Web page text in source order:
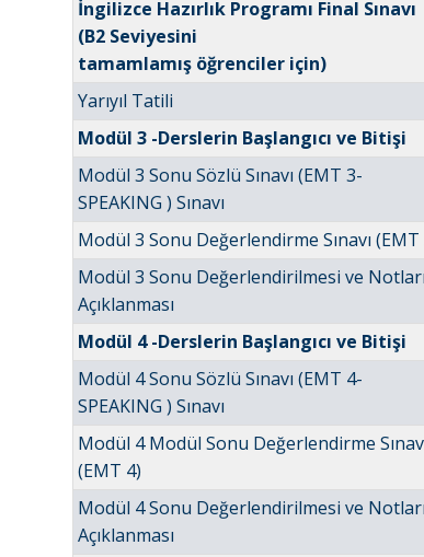
İngilizce Hazırlık Programı Final Sınavı
(B2 Seviyesini
tamamlamış öğrenciler için)
Yarıyıl Tatili
Modül 3 -Derslerin Başlangıcı ve Bitişi
Modül 3 Sonu Sözlü Sınavı (EMT 3-
SPEAKING ) Sınavı
Modül 3 Sonu Değerlendirme Sınavı (EMT
Modül 3 Sonu Değerlendirilmesi ve
Açıklanması
Modül 4 -Derslerin Başlangıcı ve Bitişi
Modül 4 Sonu Sözlü Sınavı (EMT 4-
SPEAKING ) Sınavı
Modül 4 Modül Sonu Değerlendirme
(EMT 4)
Modül 4 Sonu Değerlendirilmesi ve
Açıklanması